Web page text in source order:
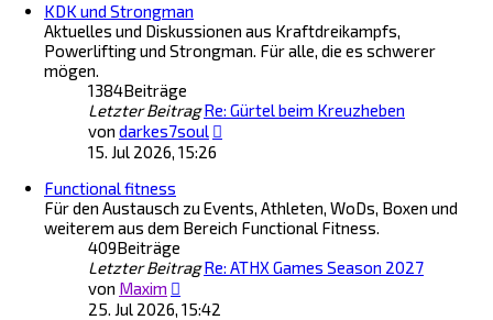
t
r
a
e
s
t
r
B
e
i
r
a
g
KDK und Strongman
Aktuelles und Diskussionen aus Kraftdreikampfs,
Powerlifting und Strongman. Für alle, die es schwerer
mögen.
1384Beiträge
Letzter Beitrag Re: Gürtel beim Kreuzheben
von darkes7soul
s
t
r
15. Jul 2026, 15:26
Functional fitness
Für den Austausch zu Events, Athleten, WoDs, Boxen und
weiterem aus dem Bereich Functional Fitness.
409Beiträge
Letzter Beitrag Re: ATHX Games Season 2027
von Maxim
e
25. Jul 2026, 15:42